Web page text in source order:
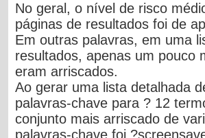
No geral, o nível de risco
páginas de resultados foi de
Em outras palavras, em uma
resultados, apenas um pouco
eram arriscados.
Ao gerar uma lista detalhada
palavras-chave para ? 12
conjunto mais arriscado de
palavras-chave foi